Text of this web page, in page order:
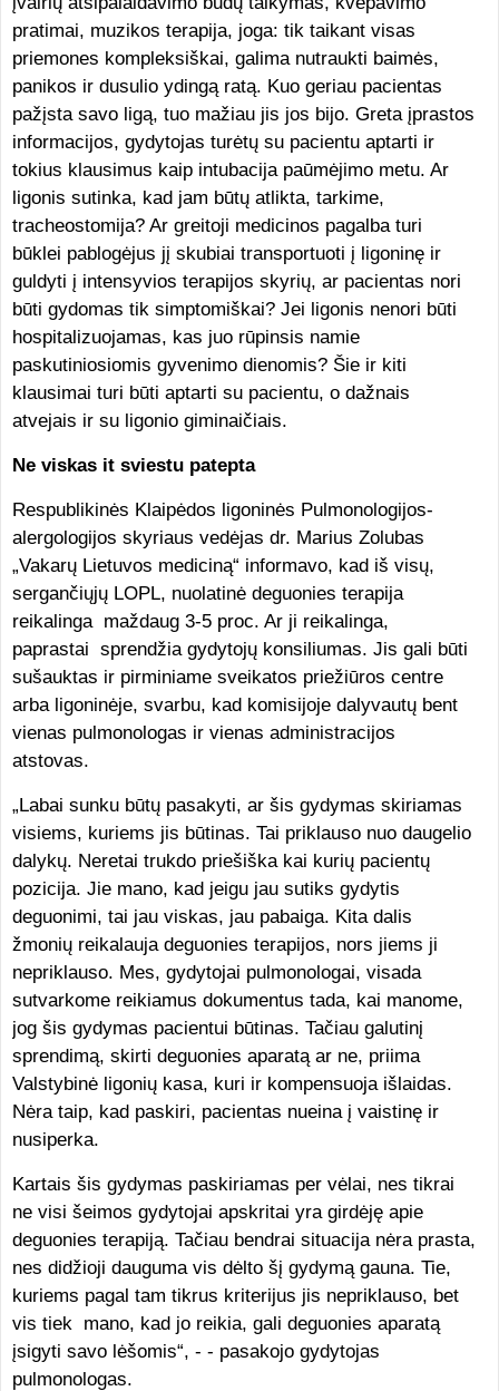
pratimai, muzikos terapija, joga: tik taikant visas
priemones kompleksiškai, galima nutraukti baimės,
panikos ir dusulio ydingą ratą. Kuo geriau pacientas
pažįsta savo ligą, tuo mažiau jis jos bijo. Greta įprastos
informacijos, gydytojas turėtų su pacientu aptarti ir
tokius klausimus kaip intubacija paūmėjimo metu. Ar
ligonis sutinka, kad jam būtų atlikta, tarkime,
tracheostomija? Ar greitoji medicinos pagalba turi
būklei pablogėjus jį skubiai transportuoti į ligoninę ir
guldyti į intensyvios terapijos skyrių, ar pacientas nori
būti gydomas tik simptomiškai? Jei ligonis nenori būti
hospitalizuojamas, kas juo rūpinsis namie
paskutiniosiomis gyvenimo dienomis? Šie ir kiti
klausimai turi būti aptarti su pacientu, o dažnais
atvejais ir su ligonio giminaičiais.
Ne viskas it sviestu patepta
Respublikinės Klaipėdos ligoninės Pulmonologijos-
alergologijos skyriaus vedėjas dr. Marius Zolubas
„Vakarų Lietuvos mediciną“ informavo, kad iš visų,
sergančiųjų LOPL, nuolatinė deguonies terapija
reikalinga maždaug 3-5 proc. Ar ji reikalinga,
paprastai sprendžia gydytojų konsiliumas. Jis gali būti
sušauktas ir pirminiame sveikatos priežiūros centre
arba ligoninėje, svarbu, kad komisijoje dalyvautų bent
vienas pulmonologas ir vienas administracijos
atstovas.
„Labai sunku būtų pasakyti, ar šis gydymas skiriamas
visiems, kuriems jis būtinas. Tai priklauso nuo daugelio
dalykų. Neretai trukdo priešiška kai kurių pacientų
pozicija. Jie mano, kad jeigu jau sutiks gydytis
deguonimi, tai jau viskas, jau pabaiga. Kita dalis
žmonių reikalauja deguonies terapijos, nors jiems ji
nepriklauso. Mes, gydytojai pulmonologai, visada
sutvarkome reikiamus dokumentus tada, kai manome,
jog šis gydymas pacientui būtinas. Tačiau galutinį
sprendimą, skirti deguonies aparatą ar ne, priima
Valstybinė ligonių kasa, kuri ir kompensuoja išlaidas.
Nėra taip, kad paskiri, pacientas nueina į vaistinę ir
nusiperka.
Kartais šis gydymas paskiriamas per vėlai, nes tikrai
ne visi šeimos gydytojai apskritai yra girdėję apie
deguonies terapiją. Tačiau bendrai situacija nėra prasta,
nes didžioji dauguma vis dėlto šį gydymą gauna. Tie,
kuriems pagal tam tikrus kriterijus jis nepriklauso, bet
vis tiek mano, kad jo reikia, gali deguonies aparatą
įsigyti savo lėšomis“, - - pasakojo gydytojas
pulmonologas.